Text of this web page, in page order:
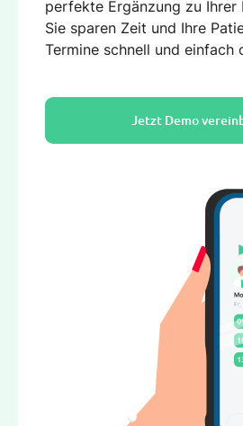
perfekte Ergänzung zu Ihrer
Sie sparen Zeit und Ihre
Termine schnell und einfach
Jetzt Demo